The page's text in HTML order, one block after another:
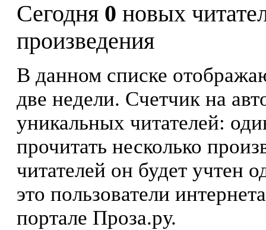
Сегодня 0 новых
произведения
В данном списке
две недели. Счетчик на
уникальных читателей:
прочитать несколько
читателей он будет учтен
это пользователи
портале Проза.ру.